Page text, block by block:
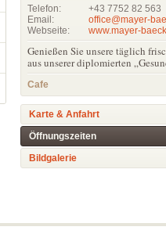
Telefon:
+43 7752 82 563
Email:
office@mayer-
Webseite:
www.mayer-
Genießen Sie unsere täglich
aus unserer diplomierten
Cafe
Karte & Anfahrt
Öffnungszeiten
Bildgalerie